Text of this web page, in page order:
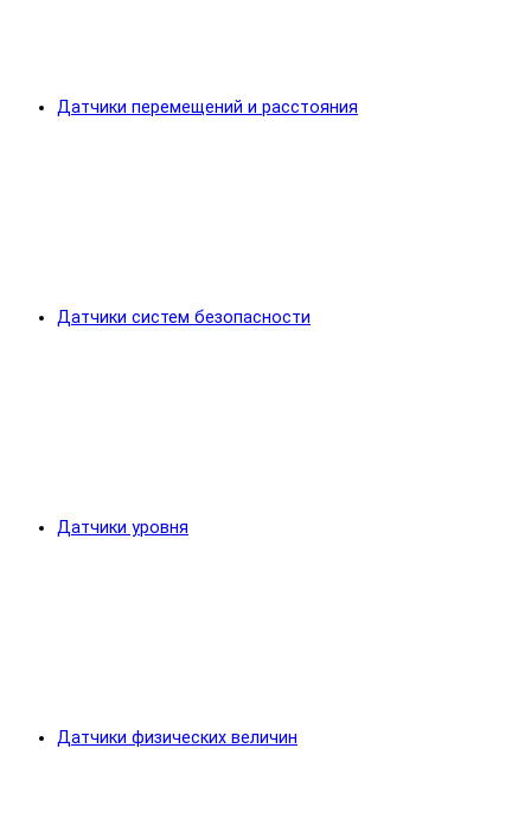
Датчики перемещений и расстояния
Датчики систем безопасности
Датчики уровня
Датчики физических величин